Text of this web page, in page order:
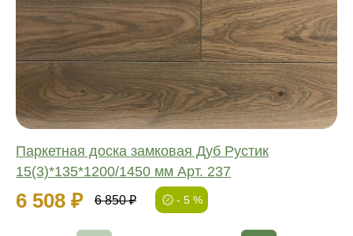
Паркетная доска замковая Дуб Рустик
15(3)*135*1200/1450 мм Арт. 237
6 508 ₽ 6 850 ₽ - 5 %
Обработка:
Длина:
Ширина:
Толщина: